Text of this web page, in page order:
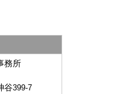
務所
谷399-7